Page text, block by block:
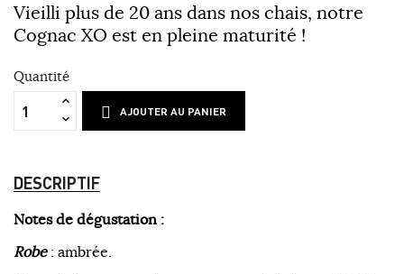
Vieilli plus de 20 ans dans nos chais, notre
Cognac XO est en pleine maturité !
Quantité
AJOUTER AU PANIER
DESCRIPTIF
Notes de dégustation :
Robe: ambrée.